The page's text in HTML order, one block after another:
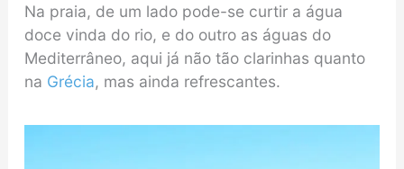
Na praia, de um lado pode-se curtir a água
doce vinda do rio, e do outro as águas do
Mediterrâneo, aqui já não tão clarinhas quanto
na Grécia, mas ainda refrescantes.